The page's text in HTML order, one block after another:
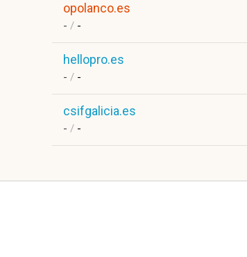
opolanco.es
- / -
hellopro.es
- / -
csifgalicia.es
- / -